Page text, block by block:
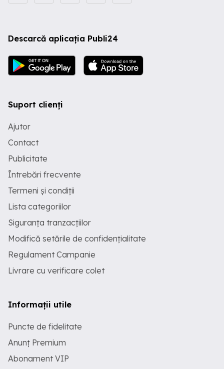
Descarcă aplicația Publi24
Suport clienți
Ajutor
Contact
Publicitate
Întrebări frecvente
Termeni și condiții
Lista categoriilor
Siguranța tranzacțiilor
Modifică setările de confidențialitate
Regulament Campanie
Livrare cu verificare colet
Informații utile
Puncte de fidelitate
Anunț Premium
Abonament VIP